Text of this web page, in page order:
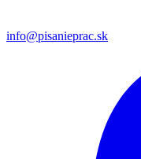
info@pisanieprac.sk